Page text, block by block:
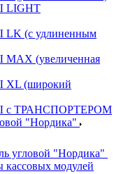
(с удлиненным
(увеличенная
(широкий
ТРАНСПОРТЕРОМ
"Нордика"
угловой "Нордика"
кассовых модулей